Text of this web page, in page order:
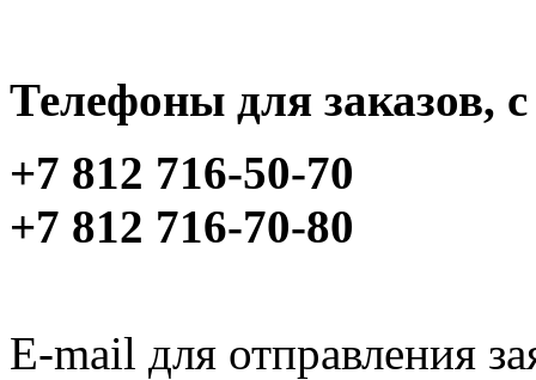
Телефоны для заказов,
+7 812 716-50-70
+7 812 716-70-80
E-mail для отправления